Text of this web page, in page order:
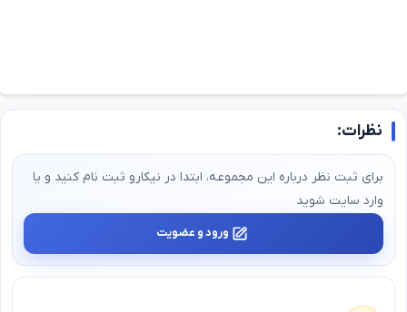
نظرات:
برای ثبت نظر درباره این مجموعه، ابتدا در نیکارو ثبت‌ نام کنید و یا
وارد سایت شوید
ورود و عضویت